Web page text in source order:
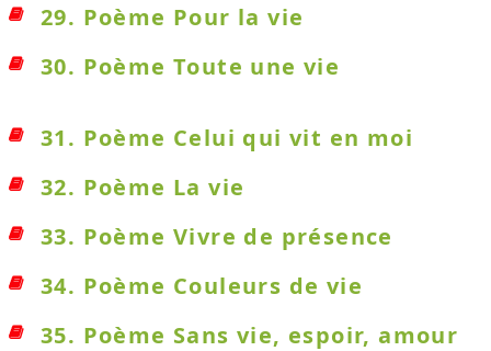
29. Poème Pour la vie
30. Poème Toute une vie
31. Poème Celui qui vit en moi
32. Poème La vie
33. Poème Vivre de présence
34. Poème Couleurs de vie
35. Poème Sans vie, espoir, amour